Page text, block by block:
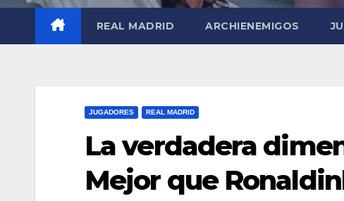
REAL MADRID ARCHIENEMIGOS
JUGADORES REAL MADRID
La verdadera
Mejor que